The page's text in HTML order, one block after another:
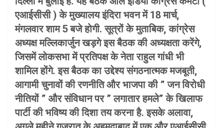
एआईसीसी ) के मुख्यालय इंदिरा भवन में 18 मार्च,
मंगलवार शाम 5 बजे होगी. सूत्रों के मुताबिक, कांग्रेस
अध्यक्ष मल्लिकार्जुन खड़गे इस बैठक की अध्यक्षता करेंगे,
जिसमें लोकसभा में प्रतिपक्ष के नेता राहुल गांधी भी
शामिल होंगे. इस बैठक का उद्देश्य संगठनात्मक मजबूती,
आगामी चुनावों की रणनीति और भाजपा की ” जन विरोधी
नीतियों ” और संविधान पर ” लगातार हमले” के खिलाफ
पार्टी की भविष्य की दिशा तय करना है. इसके अलावा,